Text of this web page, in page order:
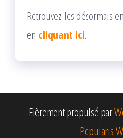
Retrouvez-les désormais
en cliquant ici.
Fièrement propulsé par
Popularis